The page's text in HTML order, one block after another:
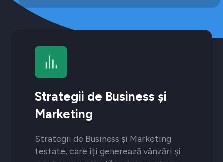
Strategii de Business și
Marketing
Strategii de Business și Marketing
testate, care îți generează vânzări și